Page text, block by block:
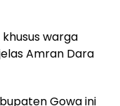
warga
Amran Dara
Gowa ini